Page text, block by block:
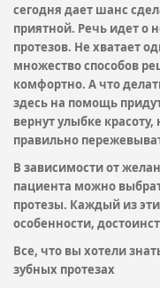
сегодня дает шанс
приятной. Речь идет о
протезов. Не хватает
множество способов
комфортно. А что
здесь на помощь
вернут улыбке красоту,
правильно
В зависимости от
пациента можно
протезы. Каждый из
особенности,
Все, что вы хотели
зубных протезах